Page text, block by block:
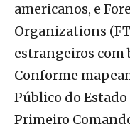
americanos, e
Organizations
estrangeiros com
Conforme
Público do Estado
Primeiro